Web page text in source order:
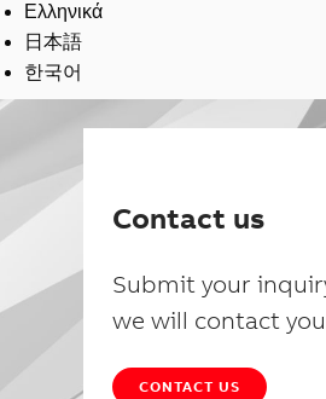
Ελληνικά
日本語
한국어
Contact us
Submit your
we will contact you
CONTACT US